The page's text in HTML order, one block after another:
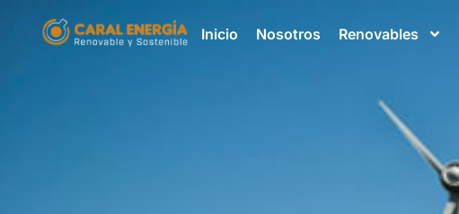
Inicio Nosotros Renovables